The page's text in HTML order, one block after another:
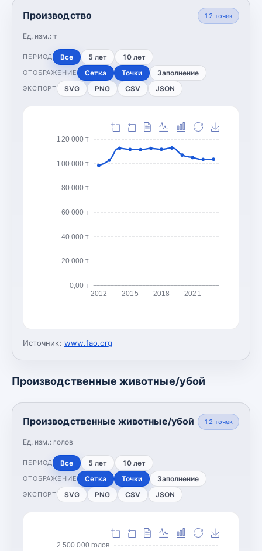
Производство
Ед. изм.: т
12 точек
ПЕРИОД Все 5 лет 10 лет
ОТОБРАЖЕНИЕ Сетка Точки Заполнение
ЭКСПОРТ SVG PNG CSV JSON
0,00 т
20 000 т
40 000 т
60 000 т
80 000 т
100 000 т
120 000 т
2012 2015 2018 2021
Источник: www.fao.org
Производственные животные/убой
Производственные животные/убой
Ед. изм.: голов
12 точек
ПЕРИОД Все 5 лет 10 лет
ОТОБРАЖЕНИЕ Сетка Точки Заполнение
ЭКСПОРТ SVG PNG CSV JSON
2 500 000 голов